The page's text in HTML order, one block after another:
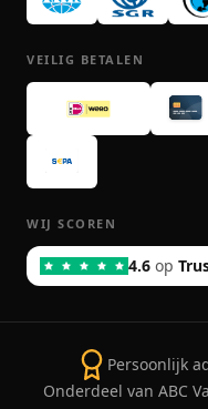
VEILIG BETALEN
WIJ SCOREN
4.6 op
Persoonlijk
Onderdeel van ABC